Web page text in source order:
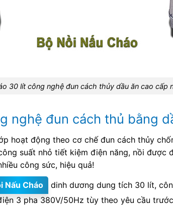
30 lít công nghệ đun cách thủy dầu ăn cao cấp
nghệ đun cách thủ bằng
hoạt động theo cơ chế đun cách thủy
suất nhỏ tiết kiệm điện năng, nồi
công sức, hiệu quả!
Nấu Cháo
dinh dương dung tích 30 lít,
3 pha 380V/50Hz tùy theo yêu cầu